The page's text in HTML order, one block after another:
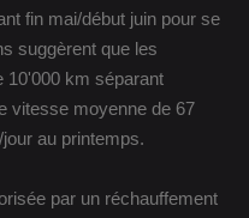
fin mai/début juin pour se
suggèrent que les
10'000 km séparant
vitesse moyenne de 67
au printemps.
par un réchauffement